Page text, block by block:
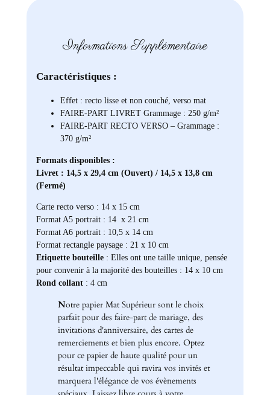
Informations Supplémentaire
Caractéristiques :
Effet : recto lisse et non couché, verso mat
FAIRE-PART LIVRET Grammage : 250 g/m²
FAIRE-PART RECTO VERSO – Grammage :
370 g/m²
Formats disponibles :
Livret : 14,5 x 29,4 cm (Ouvert) / 14,5 x 13,8 cm
(Fermé)
Carte recto verso : 14 x 15 cm
Format A5 portrait : 14 x 21 cm
Format A6 portrait : 10,5 x 14 cm
Format rectangle paysage : 21 x 10 cm
Etiquette bouteille: Elles ont une taille unique, pensée
pour convenir à la majorité des bouteilles : 14 x 10 cm
Rond collant : 4 cm
Notre papier Mat Supérieur sont le choix
parfait pour des faire-part de mariage, des
invitations d'anniversaire, des cartes de
remerciements et bien plus encore. Optez
pour ce papier de haute qualité pour un
résultat impeccable qui ravira vos invités et
marquera l'élégance de vos évènements